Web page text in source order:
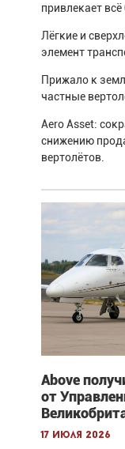
привлекает
Лёгкие и
элемент
Прижало к
частные
Aero Asset:
снижению
вертолётов.
Above
от
17 июля 2026